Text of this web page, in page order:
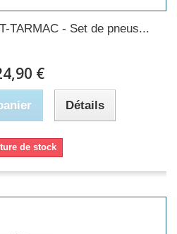
TARMAC - Set de pneus...
€
Détails
de stock